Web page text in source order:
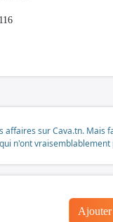
affaires sur Cava.tn. Mais
n'ont
Ajouter